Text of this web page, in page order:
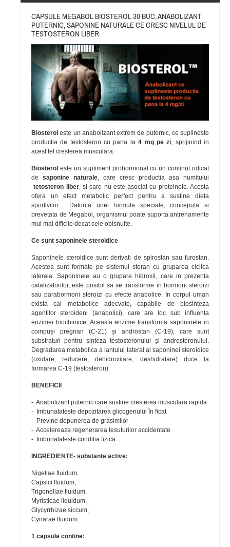
CAPSULE MEGABOL BIOSTEROL 30 BUC, ANABOLIZANT
PUTERNIC, SAPONINE NATURALE CE CRESC NIVELUL DE
TESTOSTERON LIBER
Biosteroleste un anabolizant extrem de puternic, ce suplineste
productia de testosteron cu pana la4 mg pe zi , sprijinind in
acest fel cresterea musculara.
Biosterol este un supliment prohormonal cu un continut ridicat
de saponine naturale , care cresc productia asa numitului
tetosteron liber, si care nu este asociat cu proteinele. Acesta
ofera un efect metabolic perfect pentru a sustine dieta
sportivilor. Datorita unei formule speciale, conceputa si
brevetata de Megabol, organismul poate suporta antrenamente
mul mai dificile decat cele obisnuite.
Ce sunt saponinele steroidice
Saponinele steroidice sunt derivati de spirostan sau furostan.
Acestea sunt formate pe sistemul steran cu gruparea ciclica
laterala. Saponinele au o grupare hidroxil, care in prezenta
catalizatorilor, este posibil sa se transforme in hormoni steroizi
sau parabormoni steroizi cu efecte anabolice. In corpul uman
exista cai metabolice adecvate, capabile de biosinteza
agentilor steroideni (anabolici), care are loc sub influenta
enzimei biochimice. Aceasta enzime transforma saponinele in
compuși pregnan (C-21) și androstan (C-19), care sunt
substraturi pentru sinteza testosteronului și androsteronului.
Degradarea metabolica a lantului lateral al saponinei steroidice
(oxidare, reducere, dehidroxilare, deshidratare) duce la
formarea C-19 (testosteron).
BENEFICII
- Anabolizant puternic care sustine cresterea musculara rapida
- Imbunatateste depozitarea glicogenului în ficat
- Previne depunerea de grasimilor
- Accelereaza regenerarea tesuturilor accidentate
- Imbunatateste conditia fizica
INGREDIENTE- substante active:
Nigellae fluidum,
Capsici fluidum,
Trigonellae fluidum,
Myristicae liquidum,
Glycyrrhizae siccum,
Cynarae fluidum.
1 capsula contine: